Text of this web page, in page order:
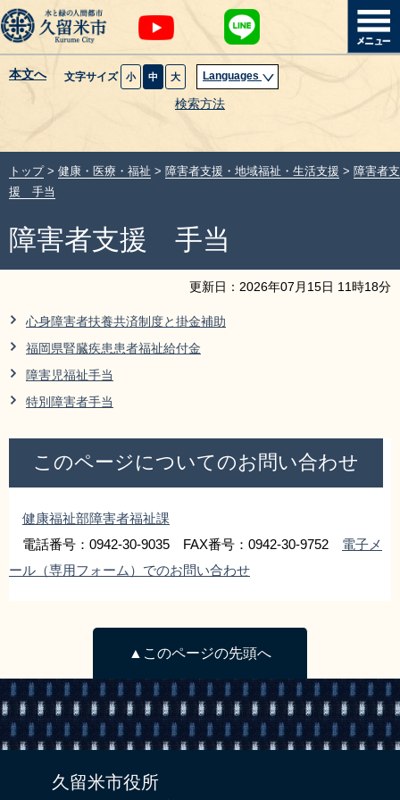
本文へ 文字サイズ 小 中 大 Languages
検索方法
暮らし・届出
健康・医療・福祉
観光魅力・イベント
サイトマップ
RSS プライバシーポリシー
閉じる
トップ> 健康・医療・福祉 > 障害者支援・地域福祉・生活支援 > 障害者支
援 手当
障害者支援 手当
更新日： 2026年07 月 15日 11時18分
心身障害者扶養共済制度と掛金補助
福岡県腎臓疾患患者福祉給付金
障害児福祉手当
特別障害者手当
このページについてのお問い合わせ
健康福祉部障害者福祉課
電話番号：0942-30-9035 FAX番号：0942-30-9752 電子メ
ール（専用フォーム）でのお問い合わせ
▲このページの先頭へ
久留米市役所